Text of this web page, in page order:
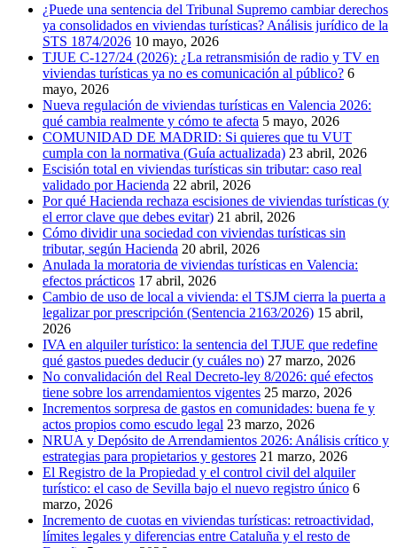
¿Puede una sentencia del Tribunal Supremo cambiar derechos
ya consolidados en viviendas turísticas? Análisis jurídico de la
STS 1874/2026 10 mayo, 2026
TJUE C-127/24 (2026): ¿La retransmisión de radio y TV en
viviendas turísticas ya no es comunicación al público? 6
mayo, 2026
Nueva regulación de viviendas turísticas en Valencia 2026:
qué cambia realmente y cómo te afecta 5 mayo, 2026
COMUNIDAD DE MADRID: Si quieres que tu VUT
cumpla con la normativa (Guía actualizada) 23 abril, 2026
Escisión total en viviendas turísticas sin tributar: caso real
validado por Hacienda 22 abril, 2026
Por qué Hacienda rechaza escisiones de viviendas turísticas (y
el error clave que debes evitar) 21 abril, 2026
Cómo dividir una sociedad con viviendas turísticas sin
tributar, según Hacienda 20 abril, 2026
Anulada la moratoria de viviendas turísticas en Valencia:
efectos prácticos 17 abril, 2026
Cambio de uso de local a vivienda: el TSJM cierra la puerta a
legalizar por prescripción (Sentencia 2163/2026) 15 abril,
2026
IVA en alquiler turístico: la sentencia del TJUE que redefine
qué gastos puedes deducir (y cuáles no) 27 marzo, 2026
No convalidación del Real Decreto-ley 8/2026: qué efectos
tiene sobre los arrendamientos vigentes 25 marzo, 2026
Incrementos sorpresa de gastos en comunidades: buena fe y
actos propios como escudo legal 23 marzo, 2026
NRUA y Depósito de Arrendamientos 2026: Análisis crítico y
estrategias para propietarios y gestores 21 marzo, 2026
El Registro de la Propiedad y el control civil del alquiler
turístico: el caso de Sevilla bajo el nuevo registro único 6
marzo, 2026
Incremento de cuotas en viviendas turísticas: retroactividad,
límites legales y diferencias entre Cataluña y el resto de